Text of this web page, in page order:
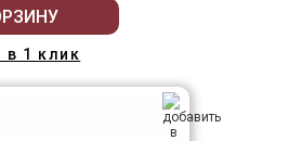
в 1 клик